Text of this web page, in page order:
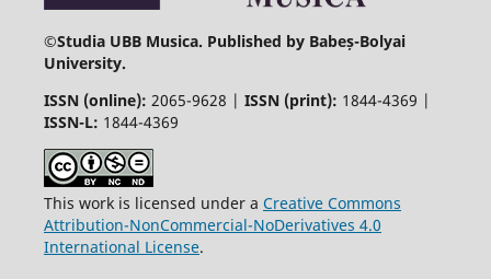
©Studia UBB Musica. Published by Babeș-Bolyai
University.
ISSN (online): 2065-9628 | ISSN (print): 1844-4369 |
ISSN-L: 1844-4369
This work is licensed under a Creative Commons
Attribution-NonCommercial-NoDerivatives 4.0
International License.